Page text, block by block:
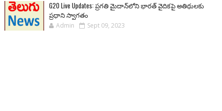
G20 Live Updates: ప్రగతి మైదాన్‌లోని భారత్ వైదికపై అతిథులకు
ప్రధాని స్వాగతం
Admin Sept 09, 2023